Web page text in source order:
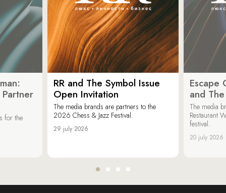
Partner
for the
RR and The Symbol Issue
Open Invitation
The media brands are partners to the
2026 Chess & Jazz Festival.
29 july 2026
Escape
and
The media
Restaurant
festival.
20 july 2026